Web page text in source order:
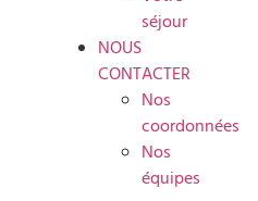
séjour
NOUS
CONTACTER
Nos
coordonnées
Nos
équipes